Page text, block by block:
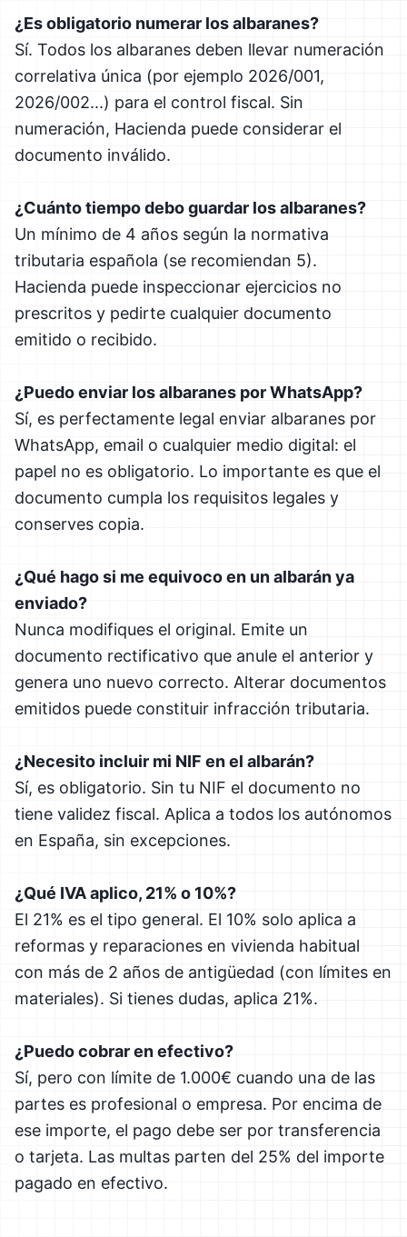
¿Es obligatorio numerar los albaranes?
Sí. Todos los albaranes deben llevar numeración
correlativa única (por ejemplo 2026/001,
2026/002...) para el control fiscal. Sin
numeración, Hacienda puede considerar el
documento inválido.
¿Cuánto tiempo debo guardar los albaranes?
Un mínimo de 4 años según la normativa
tributaria española (se recomiendan 5).
Hacienda puede inspeccionar ejercicios no
prescritos y pedirte cualquier documento
emitido o recibido.
¿Puedo enviar los albaranes por WhatsApp?
Sí, es perfectamente legal enviar albaranes por
WhatsApp, email o cualquier medio digital: el
papel no es obligatorio. Lo importante es que el
documento cumpla los requisitos legales y
conserves copia.
¿Qué hago si me equivoco en un albarán ya
enviado?
Nunca modifiques el original. Emite un
documento rectificativo que anule el anterior y
genera uno nuevo correcto. Alterar documentos
emitidos puede constituir infracción tributaria.
¿Necesito incluir mi NIF en el albarán?
Sí, es obligatorio. Sin tu NIF el documento no
tiene validez fiscal. Aplica a todos los autónomos
en España, sin excepciones.
¿Qué IVA aplico, 21% o 10%?
El 21% es el tipo general. El 10% solo aplica a
reformas y reparaciones en vivienda habitual
con más de 2 años de antigüedad (con límites en
materiales). Si tienes dudas, aplica 21%.
¿Puedo cobrar en efectivo?
Sí, pero con límite de 1.000€ cuando una de las
partes es profesional o empresa. Por encima de
ese importe, el pago debe ser por transferencia
o tarjeta. Las multas parten del 25% del importe
pagado en efectivo.